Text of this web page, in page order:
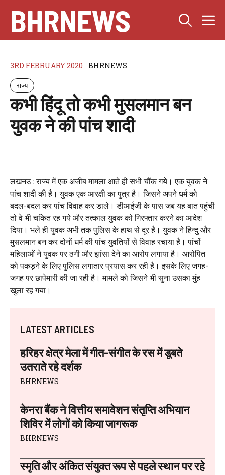
content
BHRNEWS
3RD FEBRUARY 2020 BHRNEWS
राज्य
कभी हिंदू तो कभी मुसलमान बन
युवक ने की पांच शादी
लखनउ : राज्य में एक अजीब मामला आते ही सभी चौंक गये। एक युवक ने
पांच शादी की है। युवक एक आरक्षी का पुत्र है। जिसने अपने धर्म को
बदल-बदल कर पांच विवाह कर डाले। डीआईजी के पास जब यह बात पहुंची
तो वे भी चकित रह गये और तत्काल युवक को गिरफ्तार करने का आदेश
दिया। भले ही युवक अभी तक पुलिस के हाथ से दूर है। युवक ने हिन्दु और
मुसलमान बन कर दोनों धर्म की पांच युवतियों से विवाह रचाया है। पांचों
महिलाओं ने युवक पर ठगी और झांसा देने का आरोप लगाया है। आरोपित
को पकड़ने के लिए पुलिस लगातार प्रयास कर रही है। इसके लिए जगह-
जगह पर छापेमारी की जा रही है। मामले को जिसने भी सुना उसका मुंह
खुला रह गया।
LATEST ARTICLES
हरिहर क्षेत्र मेला में गीत-संगीत के रस में डूबते
उतराते रहे दर्शक
BHRNEWS
केनरा बैंक ने वित्तीय समावेशन संतृप्ति अभियान
शिविर में लोगों को किया जागरूक
BHRNEWS
स्मृति और अंकित संयुक्त रूप से पहले स्थान पर रहे